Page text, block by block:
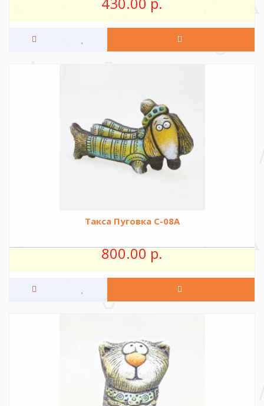
Такса Пуговка C-08A
800.00 р.